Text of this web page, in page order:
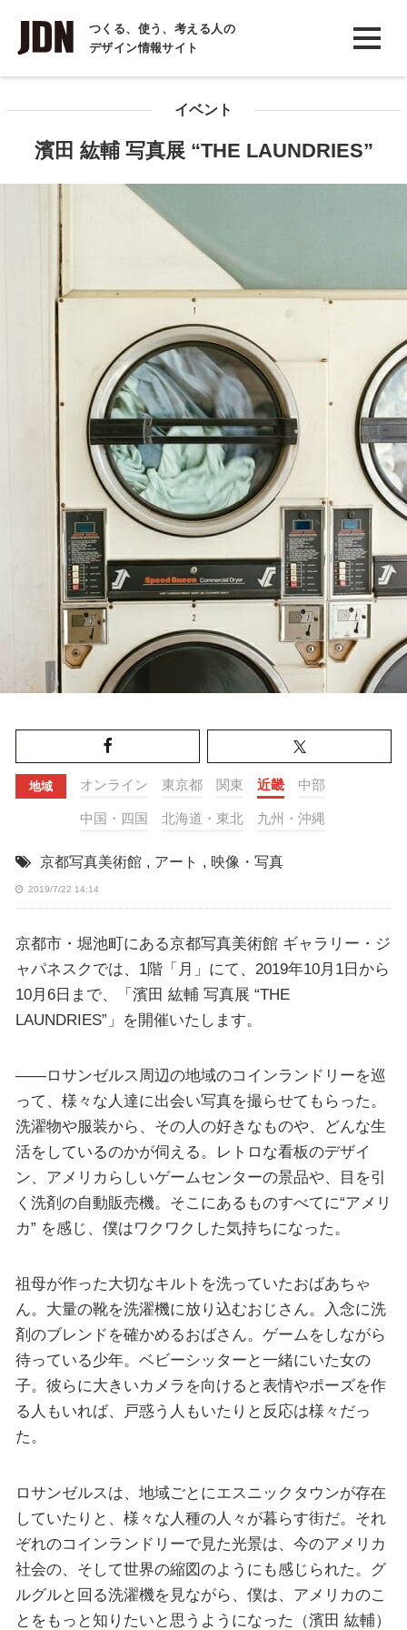
つくる、使う、考える人の
デザイン情報サイト
INTERVIEW
インタビュー
コラム
イベント
濱田 紘輔 写真展 “THE LAUNDRIES”
地域 オンライン 東京都 関東 近畿 中部
中国・四国 北海道・東北 九州・沖縄
京都写真美術館 , アート , 映像・写真
2019/7/22 14:14
京都市・堀池町にある京都写真美術館 ギャラリー・ジ
ャパネスクでは、1階「月」にて、2019年10月1日から
10月6日まで、「濱田 紘輔 写真展 “THE
LAUNDRIES”」を開催いたします。
――ロサンゼルス周辺の地域のコインランドリーを巡
って、様々な人達に出会い写真を撮らせてもらった。
洗濯物や服装から、その人の好きなものや、どんな生
活をしているのかが伺える。レトロな看板のデザイ
ン、アメリカらしいゲームセンターの景品や、目を引
く洗剤の自動販売機。そこにあるものすべてに“アメリ
カ” を感じ、僕はワクワクした気持ちになった。
祖母が作った大切なキルトを洗っていたおばあちゃ
ん。大量の靴を洗濯機に放り込むおじさん。入念に洗
剤のブレンドを確かめるおばさん。ゲームをしながら
待っている少年。ベビーシッターと一緒にいた女の
子。彼らに大きいカメラを向けると表情やポーズを作
る人もいれば、戸惑う人もいたりと反応は様々だっ
た。
ロサンゼルスは、地域ごとにエスニックタウンが存在
していたりと、様々な人種の人々が暮らす街だ。それ
ぞれのコインランドリーで見た光景は、今のアメリカ
社会の、そして世界の縮図のようにも感じられた。グ
ルグルと回る洗濯機を見ながら、僕は、アメリカのこ
とをもっと知りたいと思うようになった（濱田 紘輔）